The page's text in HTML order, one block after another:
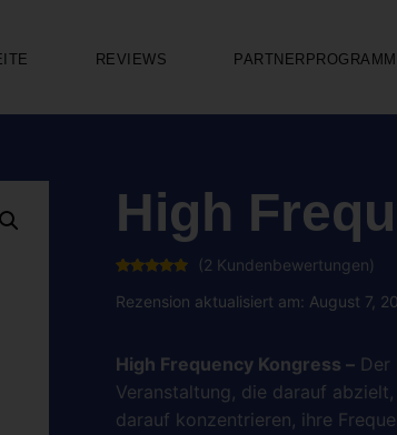
REVIEWS
High
mit5.00
von 5,
(2 Kundenbewertungen)
Rezension aktualisiert am: August 7,
High Frequency Kongress –
Veranstaltung, die darauf
darauf konzentrieren, ihre